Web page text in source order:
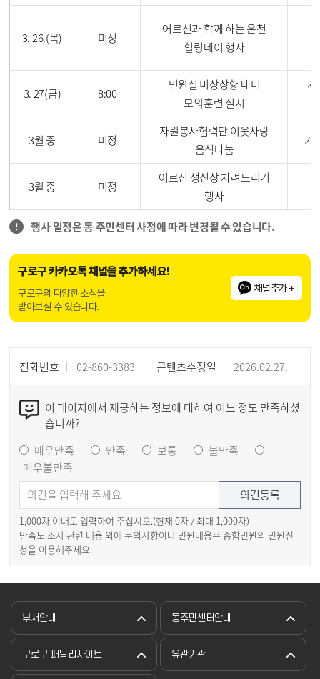
3. 26.(목) 미정
어르신과 함께 하는 온천
힐링데이 행사
3. 27(금) 8:00
민원실 비상상황 대비
모의훈련 실시
3월 중 미정
자원봉사협력단 이웃사랑
음식나눔
가
3월 중 미정
어르신 생신상 차려드리기
행사
행사 일정은 동 주민센터 사정에 따라 변경될 수 있습니다.
구로구 카카오톡 채널을 추가하세요!
구로구의 다양한 소식을
받아보실 수 있습니다.
채널추가 +
전화번호 02-860-3383 콘텐츠수정일 2026.02.27.
이 페이지에서 제공하는 정보에 대하여 어느 정도 만족하셨
습니까?
매우만족
만족 보통
불만족
매우불만족
1,000자 이내로 입력하여 주십시오.(현재 0자 / 최대 1,000자)
만족도 조사 관련 내용 외에 문의사항이나 민원내용은 종합민원의 민원신
청을 이용해주세요.
부서안내 동주민센터안내
구로구 패밀리사이트 유관기관